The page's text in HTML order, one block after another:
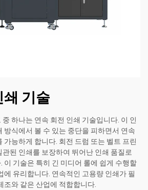
쇄 기술
하나는 연속 회전 인쇄 기술입니다. 이 인
방식에서 볼 수 있는 중단을 피하면서 연속
가능하게 합니다. 회전 드럼 또는 벨트 프린
된 인쇄를 보장하여 뛰어난 인쇄 품질로
이 기술은 특히 긴 미디어 롤에 쉽게 수행할
에 유리합니다. 연속적인 고용량 인쇄가 필
조와 같은 산업에 적합합니다.